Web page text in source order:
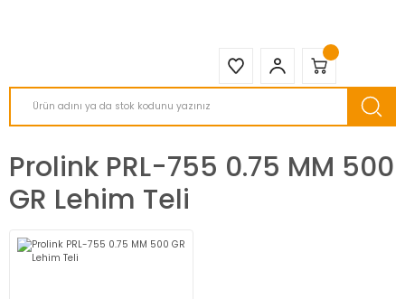
Prolink PRL-755 0.75 MM 500
GR Lehim Teli